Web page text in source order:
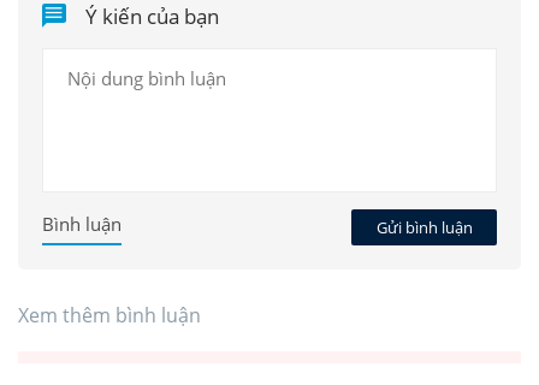
Ý kiến của bạn
Gửi bình luận
Bình luận
Xem thêm bình luận